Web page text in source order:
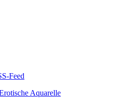
Feed
Aquarelle